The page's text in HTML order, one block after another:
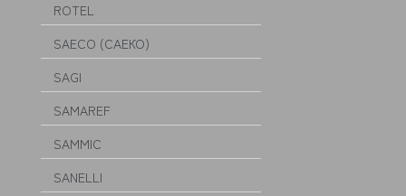
ROTEL
SAECO (САЕКО)
SAGI
SAMAREF
SAMMIC
SANELLI